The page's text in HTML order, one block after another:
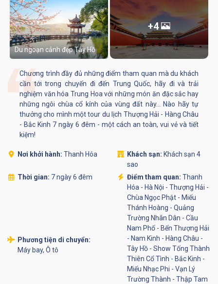
Du ngoạn cảnh đẹp Tây Hồ
+4
Chương trình đầy đủ những điểm tham quan mà du khách
cần tới trong chuyến đi đến Trung Quốc, hãy đi và trải
nghiệm văn hóa Trung Hoa với những món ăn đặc sắc hay
những ngôi chùa cổ kính của vùng đất này... Nào hãy tự
thưởng cho mình một tour du lịch Thượng Hải - Hàng Châu
- Bắc Kinh 7 ngày 6 đêm - một cách an toàn, vui vẻ và tiết
kiệm!
Nơi khởi hành: Thanh Hóa Khách sạn: Khách sạn 4
sao
Thời gian: 7 ngày 6 đêm Điểm tham quan: Thanh
Hóa - Hà Nội - Thượng Hải -
Chùa Ngọc Phật - Miếu
Thánh Hoàng - Quảng
Trường Nhân Dân - Cầu
Nam Phố - Bến Thượng Hải
- Nam Kinh - Hàng Châu -
Tây Hồ - Show Tống Thành
Thiên Cổ Tình - Bắc Kinh -
Miếu Nhạc Phi - Vạn Lý
Trường Thành - Thập Tam
Phương tiện di chuyển:
Máy bay, Ô tô